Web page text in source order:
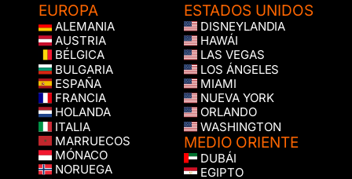
EUROPA
ALEMANIA
AUSTRIA
BÉLGICA
BULGARIA
ESPAÑA
FRANCIA
HOLANDA
ITALIA
MARRUECOS
MÓNACO
NORUEGA
ESTADOS UNIDOS
DISNEYLANDIA
HAWÁI
LAS VEGAS
LOS ÁNGELES
MIAMI
NUEVA YORK
ORLANDO
WASHINGTON
MEDIO ORIENTE
DUBÁI
EGIPTO